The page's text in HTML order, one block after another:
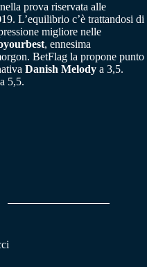
prova riservata alle
L’equilibrio c’è trattandosi di
migliore nelle
, ennesima
BetFlag la propone punto
Danish Melody a 3,5.
5,5.